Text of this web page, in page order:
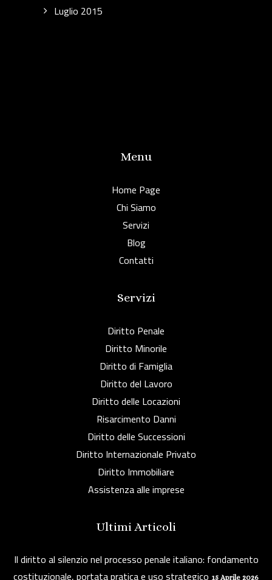
Luglio 2015
Menu
Home Page
Chi Siamo
Servizi
Blog
Contatti
Servizi
Diritto Penale
Diritto Minorile
Diritto di Famiglia
Diritto del Lavoro
Diritto delle Locazioni
Risarcimento Danni
Diritto delle Successioni
Diritto Internazionale Privato
Diritto Immobiliare
Assistenza alle imprese
Ultimi Articoli
Il diritto al silenzio nel processo penale italiano: fondamento
costituzionale, portata pratica e uso strategico 15 Aprile 2026